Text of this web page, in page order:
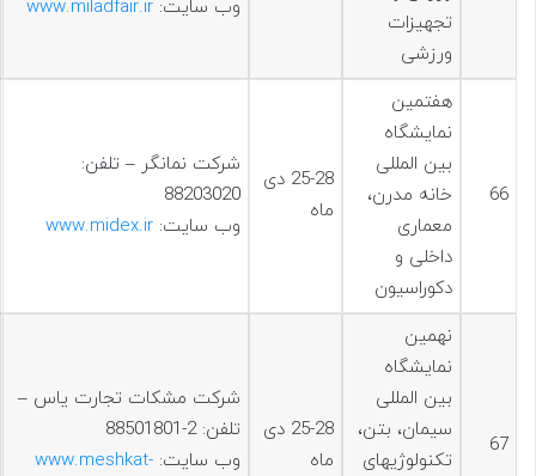
تجهیزات
ورزشی
وب سایت: www.miladfair.ir
66
هفتمين
نمایشگاه
بین المللی
خانه مدرن،
معماری
داخلی و
دکوراسیون
25-28 دی
ماه
شرکت نمانگر – تلفن:
88203020
وب سایت: www.midex.ir
67
نهمين
نمایشگاه
بین المللی
سیمان، بتن،
تکنولوژیهای
25-28 دی
ماه
شركت مشكات تجارت ياس –
تلفن: 2-88501801
وب سایت: www.meshkat-